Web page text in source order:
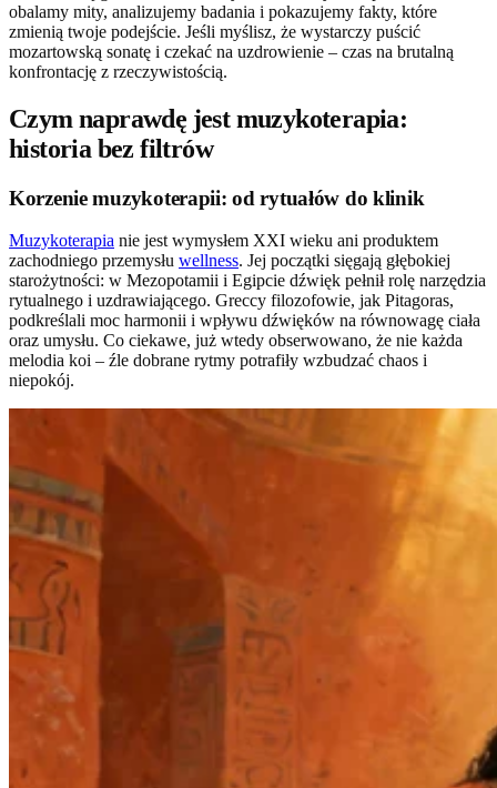
obalamy mity, analizujemy badania i pokazujemy fakty, które
zmienią twoje podejście. Jeśli myślisz, że wystarczy puścić
mozartowską sonatę i czekać na uzdrowienie – czas na brutalną
konfrontację z rzeczywistością.
Czym naprawdę jest muzykoterapia:
historia bez filtrów
Korzenie muzykoterapii: od rytuałów do klinik
Muzykoterapia nie jest wymysłem XXI wieku ani produktem
zachodniego przemysłu wellness. Jej początki sięgają głębokiej
starożytności: w Mezopotamii i Egipcie dźwięk pełnił rolę narzędzia
rytualnego i uzdrawiającego. Greccy filozofowie, jak Pitagoras,
podkreślali moc harmonii i wpływu dźwięków na równowagę ciała
oraz umysłu. Co ciekawe, już wtedy obserwowano, że nie każda
melodia koi – źle dobrane rytmy potrafiły wzbudzać chaos i
niepokój.